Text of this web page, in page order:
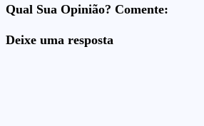
Qual Sua Opinião? Comente:
Deixe uma resposta